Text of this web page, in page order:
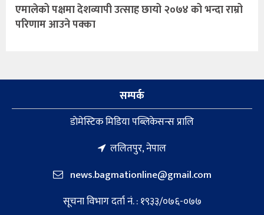
एमालेको पक्षमा देशव्यापी उत्साह छायो ​२०७४ को भन्दा राम्रो
परिणाम आउने पक्का
सम्पर्क
डाेमेस्टिक मिडिया पब्लिकेसन्स प्रालि
ललितपुर, नेपाल
news.bagmationline@gmail.com
सूचना विभाग दर्ता नं. : १९३३/०७६-०७७